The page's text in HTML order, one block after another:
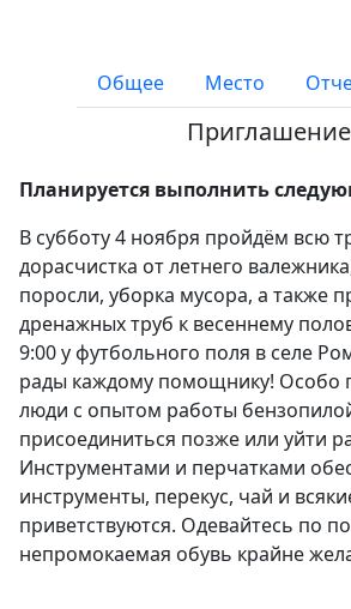
Общее Место
Приглашение
Планируется выполнить
В субботу 4 ноября пройдём всю
дорасчистка от летнего
поросли, уборка мусора, а также
дренажных труб к весеннему
9:00 у футбольного поля в селе
рады каждому помощнику! Особо
люди с опытом работы
присоединиться позже или уйти
Инструментами и перчатками
инструменты, перекус, чай и
приветствуются. Одевайтесь по
непромокаемая обувь крайне